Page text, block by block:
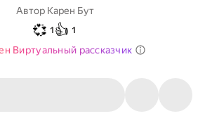
Автор Карен Бут
💞 1 👍 1
Виртуальный рассказчик